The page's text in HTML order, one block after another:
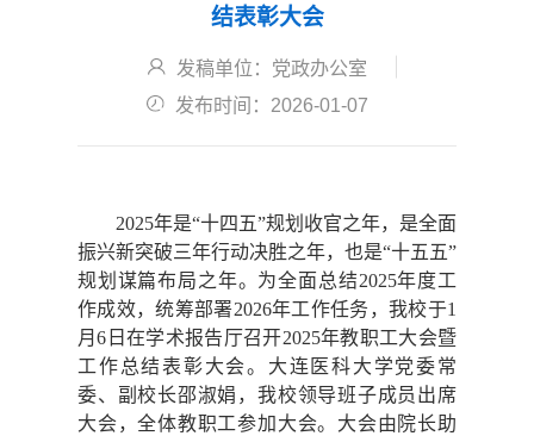
结表彰大会
发稿单位：党政办公室
发布时间：2026-01-07
2025年是“十四五”规划收官之年，是全面
振兴新突破三年行动决胜之年，也是“十五五”
规划谋篇布局之年。为全面总结2025年度工
作成效，统筹部署2026年工作任务，我校于1
月6日在学术报告厅召开2025年教职工大会暨
工作总结表彰大会。大连医科大学党委常
委、副校长邵淑娟，我校领导班子成员出席
大会，全体教职工参加大会。大会由院长助